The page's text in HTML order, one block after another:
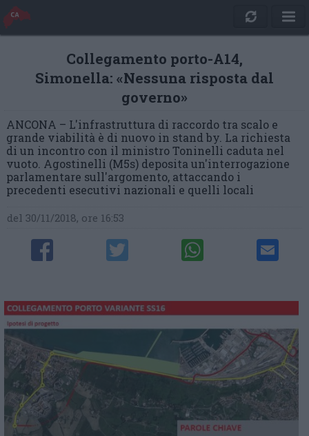
Collegamento porto-A14,
Simonella: «Nessuna risposta dal
governo»
ANCONA – L'infrastruttura di raccordo tra scalo e
grande viabilità è di nuovo in stand by. La richiesta
di un incontro con il ministro Toninelli caduta nel
vuoto. Agostinelli (M5s) deposita un'interrogazione
parlamentare sull'argomento, attaccando i
precedenti esecutivi nazionali e quelli locali
del 30/11/2018, ore 16:53